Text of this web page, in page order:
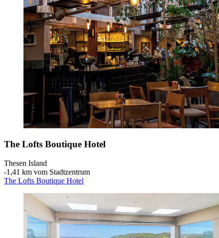
The Lofts Boutique Hotel
Thesen Island
‐1,41 km vom Stadtzentrum
The Lofts Boutique Hotel